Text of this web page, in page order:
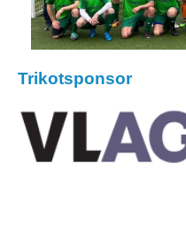
Trikotsponsor